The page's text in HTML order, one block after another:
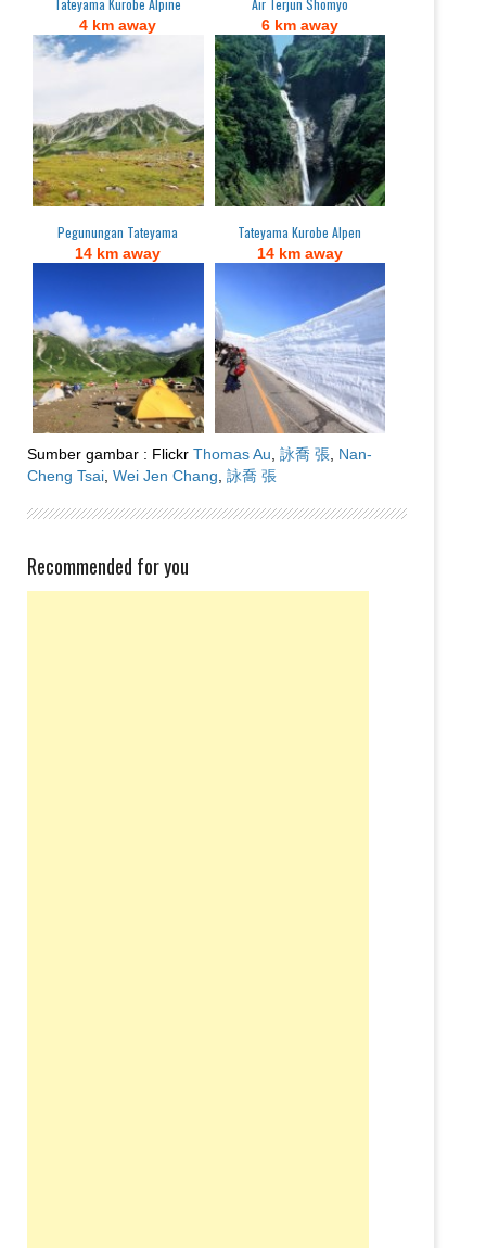
Tateyama Kurobe Alpine
4 km away
Air Terjun Shomyo
6 km away
Pegunungan Tateyama
14 km away
Tateyama Kurobe Alpen
14 km away
Sumber gambar : Flickr Thomas Au, 詠喬 張, Nan-
Cheng Tsai, Wei Jen Chang, 詠喬 張
Recommended for you